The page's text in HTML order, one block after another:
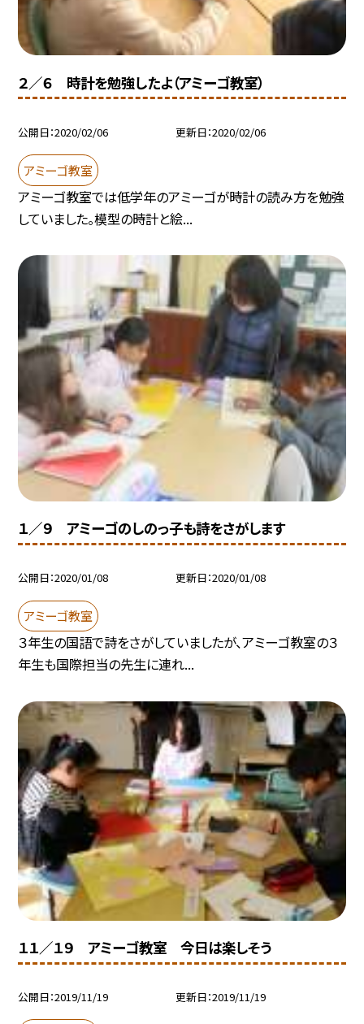
２／６ 時計を勉強したよ（アミーゴ教室）
公開日 2020/02/06 更新日 2020/02/06
アミーゴ教室
アミーゴ教室では低学年のアミーゴが時計の読み方を勉強
していました。模型の時計と絵...
１／９ アミーゴのしのっ子も詩をさがします
公開日 2020/01/08 更新日 2020/01/08
アミーゴ教室
３年生の国語で詩をさがしていましたが、アミーゴ教室の３
年生も国際担当の先生に連れ...
１１／１９ アミーゴ教室 今日は楽しそう
公開日 2019/11/19 更新日 2019/11/19